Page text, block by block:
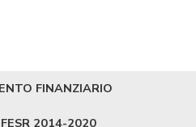
FINANZIARIO
2014-2020